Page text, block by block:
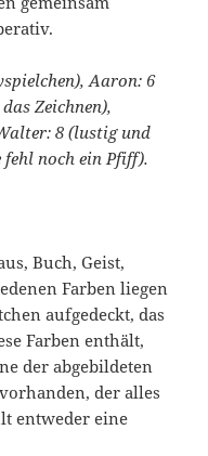
Aaron: 6
Zeichnen),
8 (lustig und
noch ein Pfiff).
Buch, Geist,
Farben liegen
aufgedeckt, das
Farben enthält,
der abgebildeten
der alles
entweder eine